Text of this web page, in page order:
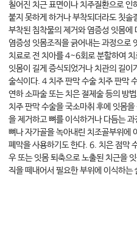
칠어진 치근 표면이나 치주질환으로
붙지 못하게 하거나 부착되더라도 칫솔
부착된 침착물의 제거와 염증성 잇몸에
염증성 잇몸조직을 긁어내는 과정으로
치료로 전 치아를 4~6회로 분할하여
잇몸이 길게 증식되었거나 치관의 길
술식이다. 4 치주 판막 수술 치주 판막
연하 소파술 또는 치은 절제술 등의 방
치주 판막 수술을 국소마취 후에 잇몸
을 제거하고 뼈를 이식하거나 다듬는
뼈나 자가골을 녹아내린 치조골부위에
폐막을 사용하기도 한다. 6. 치은 점막
우 또는 잇몸 퇴축으로 노출된 치근을
직을 떼내어서 필요한 부위에 이식하는